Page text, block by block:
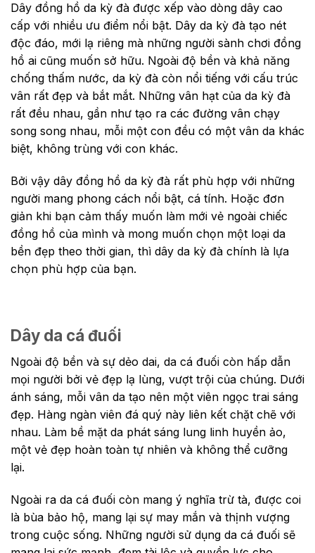
Dây đồng hồ da kỳ đà được xếp vào dòng dây cao
cấp với nhiều ưu điểm nổi bật. Dây da kỳ đà tạo nét
độc đáo, mới lạ riêng mà những người sành chơi đồng
hồ ai cũng muốn sở hữu. Ngoài độ bền và khả năng
chống thấm nước, da kỳ đà còn nổi tiếng với cấu trúc
vân rất đẹp và bắt mắt. Những vân hạt của da kỳ đà
rất đều nhau, gần như tạo ra các đường vân chạy
song song nhau, mỗi một con đều có một vân da khác
biệt, không trùng với con khác.
Bởi vậy dây đồng hồ da kỳ đà rất phù hợp với những
người mang phong cách nổi bật, cá tính. Hoặc đơn
giản khi bạn cảm thấy muốn làm mới vẻ ngoài chiếc
đồng hồ của mình và mong muốn chọn một loại da
bền đẹp theo thời gian, thì dây da kỳ đà chính là lựa
chọn phù hợp của bạn.
Dây da cá đuối
Ngoài độ bền và sự dẻo dai, da cá đuối còn hấp dẫn
mọi người bởi vẻ đẹp lạ lùng, vượt trội của chúng. Dưới
ánh sáng, mỗi vân da tạo nên một viên ngọc trai sáng
đẹp. Hàng ngàn viên đá quý này liên kết chặt chẽ với
nhau. Làm bề mặt da phát sáng lung linh huyền ảo,
một vẻ đẹp hoàn toàn tự nhiên và không thể cưỡng
lại.
Ngoài ra da cá đuối còn mang ý nghĩa trừ tà, được coi
là bùa bảo hộ, mang lại sự may mắn và thịnh vượng
trong cuộc sống. Những người sử dụng da cá đuối sẽ